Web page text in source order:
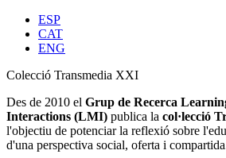
ESP
CAT
ENG
Colecció Transmedia XXI
Des de 2010 el Grup de Recerca
Interactions (LMI) publica la col·lecció
l'objectiu de potenciar la reflexió sobre
d'una perspectiva social, oferta i